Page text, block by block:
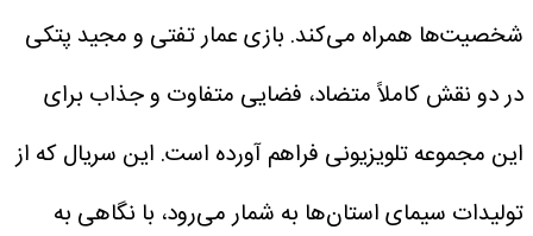
شخصیت‌ها همراه می‌کند. بازی عمار تفتی و مجید پتکی
در دو نقش کاملاً متضاد، فضایی متفاوت و جذاب برای
این مجموعه تلویزیونی فراهم آورده است. این سریال که از
تولیدات سیمای استان‌ها به شمار می‌رود، با نگاهی به